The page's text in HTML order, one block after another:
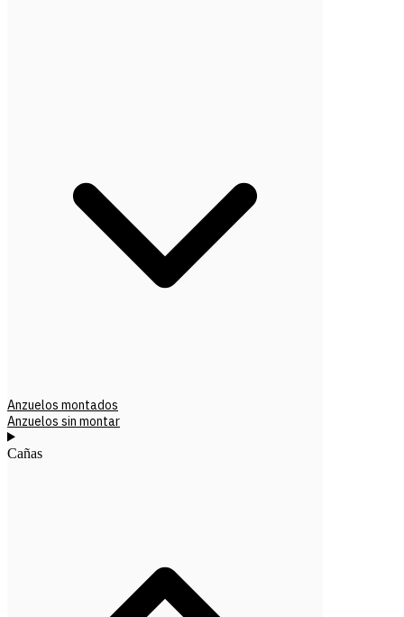
Anzuelos montados
Anzuelos sin montar
Cañas